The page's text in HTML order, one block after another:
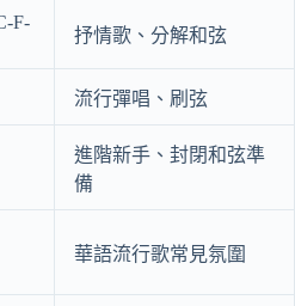
F-
抒情歌、分解和弦
流行彈唱、刷弦
進階新手、封閉和弦準
備
華語流行歌常見氛圍